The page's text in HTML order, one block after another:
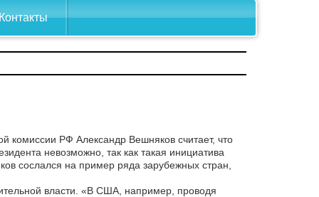
комиссии РФ Александр Вешняков считает, что
невозможно, так как такая инициатива
сослался на пример ряда зарубежных стран,
власти. «В США, например, проводя